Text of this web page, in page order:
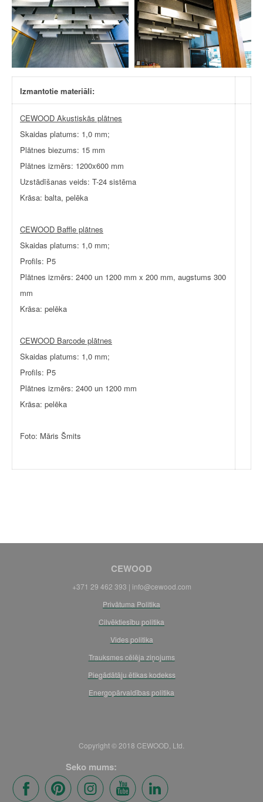
Izmantotie materiāli:
CEWOOD Akustiskās plātnes
Skaidas platums: 1,0 mm;
Plātnes biezums: 15 mm
Plātnes izmērs: 1200x600 mm
Uzstādīšanas veids: T-24 sistēma
Krāsa: balta, pelēka
CEWOOD Baffle plātnes
Skaidas platums: 1,0 mm;
Profils: P5
Plātnes izmērs: 2400 un 1200 mm x 200 mm, augstums 300
mm
Krāsa: pelēka
CEWOOD Barcode plātnes
Skaidas platums: 1,0 mm;
Profils: P5
Plātnes izmērs: 2400 un 1200 mm
Krāsa: pelēka
Foto: Māris Šmits
CEWOOD
+371 29 462 393 | info@cewood.com
Privātuma Politika
Cilvēktiesību politika
Vides politika
Trauksmes cēlēja ziņojums
Piegādātāju ētikas kodekss
Energopārvaldības politika
Copyright © 2018 CEWOOD, Ltd.
Seko mums: